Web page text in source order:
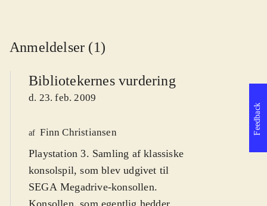
Anmeldelser (1)
Bibliotekernes vurdering
d. 23. feb. 2009
af Finn Christiansen
Playstation 3. Samling af klassiske
konsolspil, som blev udgivet til
SEGA Megadrive-konsollen.
Feedback